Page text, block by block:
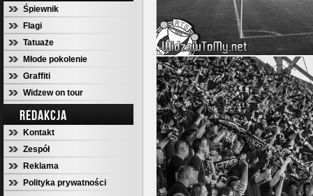
Śpiewnik
Flagi
Tatuaże
Młode pokolenie
Graffiti
Widzew on tour
REDAKCJA
Kontakt
Zespół
Reklama
Polityka prywatności